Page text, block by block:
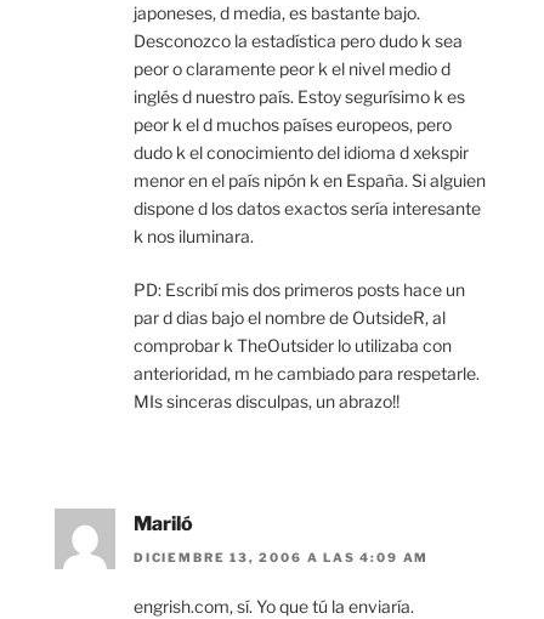
japoneses, d media, es bastante bajo.
Desconozco la estadística pero dudo k sea
peor o claramente peor k el nivel medio d
inglés d nuestro país. Estoy segurísimo k es
peor k el d muchos países europeos, pero
dudo k el conocimiento del idioma d xekspir
menor en el país nipón k en España. Si alguien
dispone d los datos exactos sería interesante
k nos iluminara.
PD: Escribí mis dos primeros posts hace un
par d dias bajo el nombre de OutsideR, al
comprobar k TheOutsider lo utilizaba con
anterioridad, m he cambiado para respetarle.
MIs sinceras disculpas, un abrazo!!
Mariló
DICIEMBRE 13, 2006 A LAS 4:09 AM
engrish.com, sí. Yo que tú la enviaría.